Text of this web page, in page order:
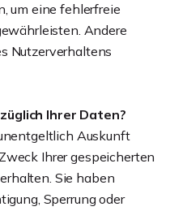
um eine fehlerfreie
Andere
Nutzerverhaltens
Ihrer Daten?
Auskunft
Ihrer gespeicherten
Sie haben
Sperrung oder